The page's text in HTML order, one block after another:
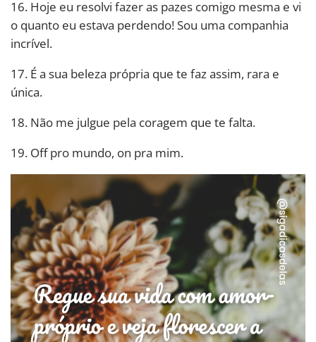
16. Hoje eu resolvi fazer as pazes comigo mesma e vi
o quanto eu estava perdendo! Sou uma companhia
incrível.
17. É a sua beleza própria que te faz assim, rara e
única.
18. Não me julgue pela coragem que te falta.
19. Off pro mundo, on pra mim.